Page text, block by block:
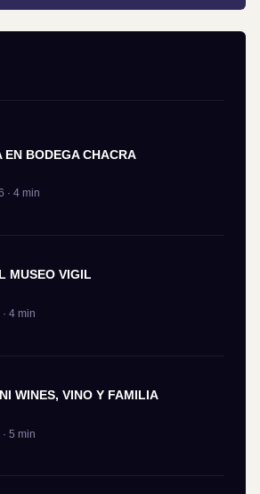
EN BODEGA CHACRA
· 4 min
MUSEO VIGIL
4 min
WINES, VINO Y FAMILIA
5 min